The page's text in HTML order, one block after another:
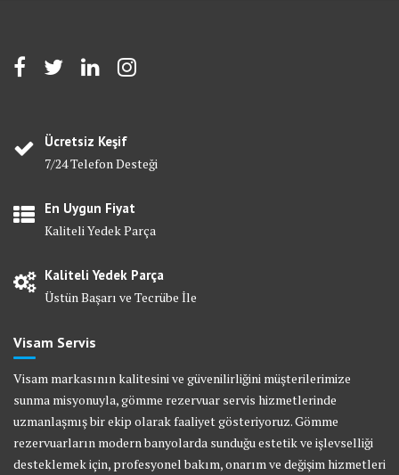
Ücretsiz Keşif
7/24 Telefon Desteği
En Uygun Fiyat
Kaliteli Yedek Parça
Kaliteli Yedek Parça
Üstün Başarı ve Tecrübe İle
Visam Servis
Visam markasının kalitesini ve güvenilirliğini müşterilerimize
sunma misyonuyla, gömme rezervuar servis hizmetlerinde
uzmanlaşmış bir ekip olarak faaliyet gösteriyoruz. Gömme
rezervuarların modern banyolarda sunduğu estetik ve işlevselliği
desteklemek için, profesyonel bakım, onarım ve değişim hizmetleri